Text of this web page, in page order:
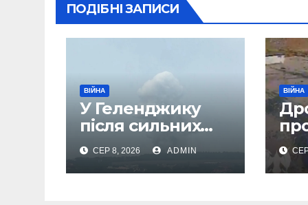
ПОДІБНІ ЗАПИСИ
ВІЙНА
У Геленджику
після сильних
вибухів почалася
масова евакуація
СЕР 8, 2026 ADMIN
ВІЙНА